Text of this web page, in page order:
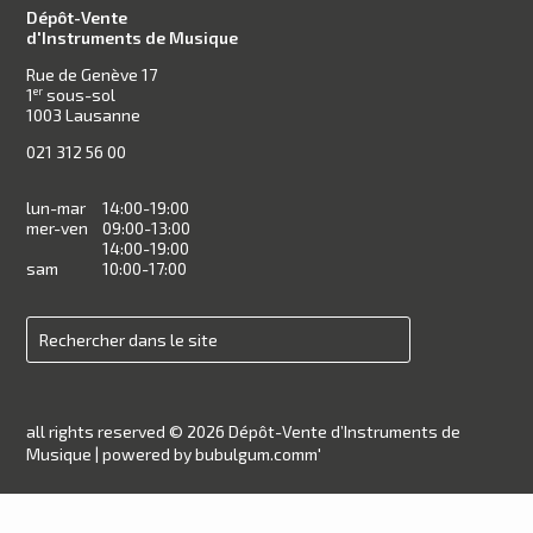
Dépôt-Vente
d'Instruments de Musique
Rue de Genève 17
1er sous-sol
1003 Lausanne
021 312 56 00
lun-mar
14:00-19:00
mer-ven
09:00-13:00
14:00-19:00
sam
10:00-17:00
all rights reserved © 2026 Dépôt-Vente d’Instruments de
Musique |powered by bubulgum.comm'